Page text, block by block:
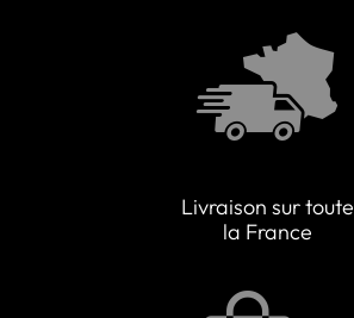
Livraison sur toute
la France